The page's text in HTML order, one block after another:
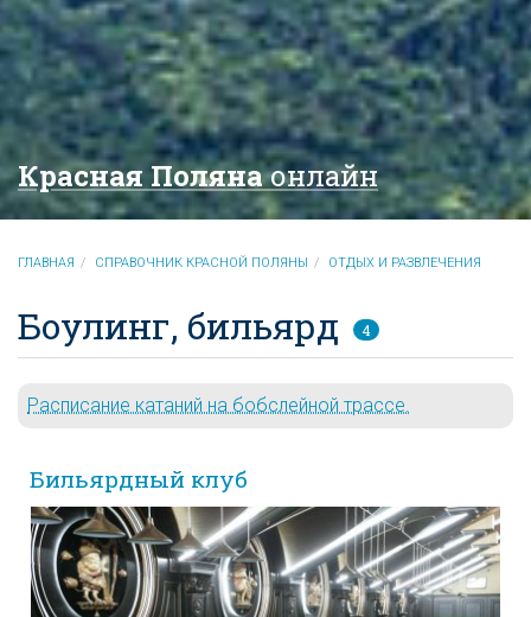
Красная Полянаонлайн
ГЛАВНАЯ СПРАВОЧНИК КРАСНОЙ ПОЛЯНЫ ОТДЫХ И РАЗВЛЕЧЕНИЯ
Боулинг, бильярд 4
Расписание катаний на бобслейной трассе.
Бильярдный клуб